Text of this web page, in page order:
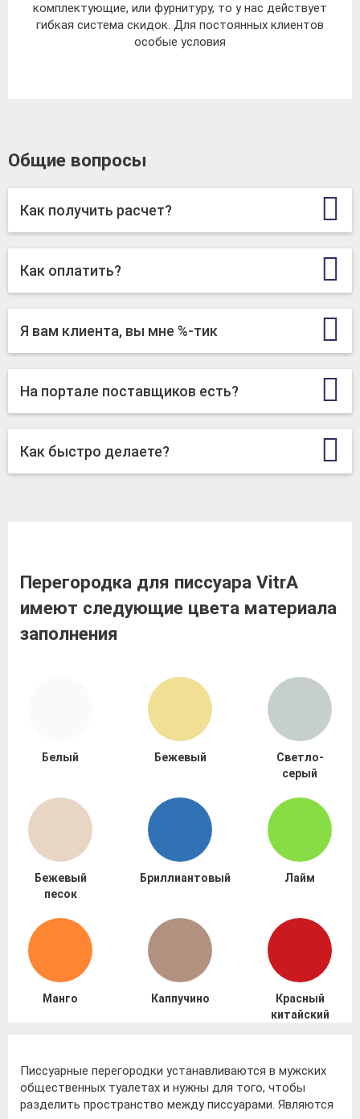
комплектующие, или фурнитуру, то у нас действует
гибкая система скидок. Для постоянных клиентов
особые условия
Общие вопросы
Как получить расчет?
Как оплатить?
Я вам клиента, вы мне %-тик
На портале поставщиков есть?
Как быстро делаете?
Перегородка для писсуара VitrA
имеют следующие цвета материала
заполнения
Белый Бежевый
Светло-
серый
Бежевый
песок
Бриллиантовый Лайм
Манго Каппучино
Красный
китайский
Писсуарные перегородки устанавливаются в мужских
общественных туалетах и нужны для того, чтобы
разделить пространство между писсуарами. Являются